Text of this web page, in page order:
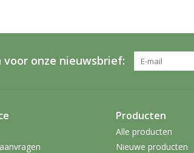
voor onze nieuwsbrief:
Producten
Alle producten
Nieuwe producten